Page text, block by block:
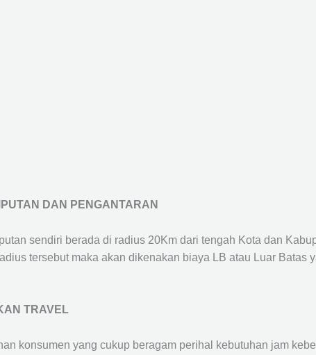
DAN PENGANTARAN
sendiri berada di radius 20Km dari tengah Kota dan
tersebut maka akan dikenakan biaya LB atau Luar
TRAVEL
konsumen yang cukup beragam perihal kebutuhan jam